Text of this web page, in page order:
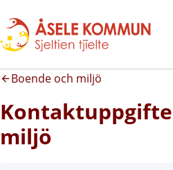
Boende och miljö
miljö